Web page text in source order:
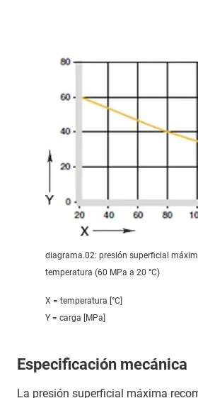
diagrama.02: presión superficial
temperatura (60 MPa a 20 °C)
X = temperatura [°C]
Y = carga [MPa]
Especificación mecánica
La presión superficial máxima